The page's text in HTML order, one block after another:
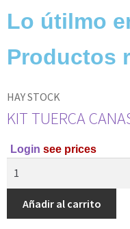
Lo útilmo
Productos
HAY STOCK
KIT TUERCA
Login see prices
Añadir al carrito